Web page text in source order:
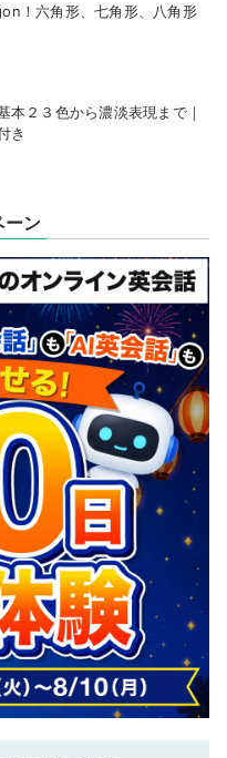
！六角形、七角形、八角形
本２３色から濃淡表現まで｜
き
ン